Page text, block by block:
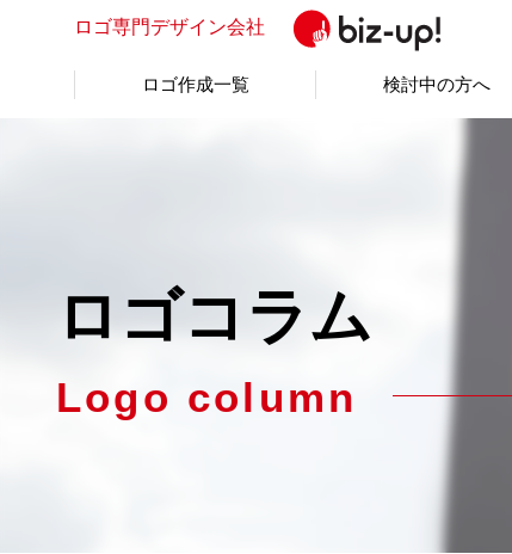
ロゴ専門デザイン会社
ロゴ作成一覧 検討中の方へ
ロゴコラム
Logo column